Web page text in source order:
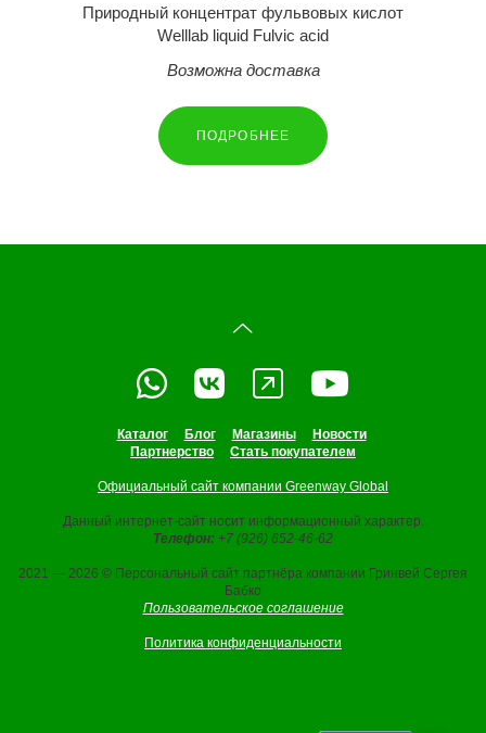
Природный концентрат фульвовых кислот
Welllab liquid Fulvic acid
Возможна доставка
ПОДРОБНЕЕ
Каталог Блог Магазины
Новости
Партнерство
Стать покупателем
Официальный сайт компании Greenway Global
Данный интернет-сайт носит информационный характер.
Телефон: +7 (926) 652-46-62
2021 — 2026 © Персональный сайт партнёра компании Гринвей Сергея
Бабко
Пользовательское соглашение
Политика конфиденциальности